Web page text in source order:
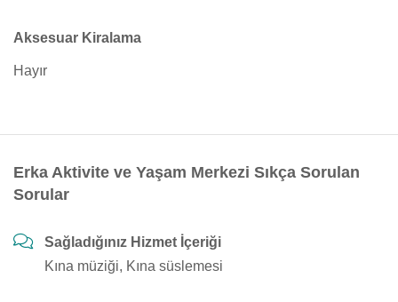
Aksesuar Kiralama
Hayır
Erka Aktivite ve Yaşam Merkezi Sıkça Sorulan
Sorular
Sağladığınız Hizmet İçeriği
Kına müziği, Kına süslemesi